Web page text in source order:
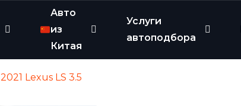
Авто
из
Китая
Услуги
автоподбора
2021 Lexus LS 3.5